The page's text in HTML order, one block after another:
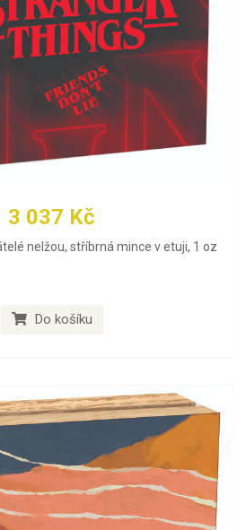
3 037 Kč
nelžou, stříbrná mince v etuji, 1 oz
Do košíku